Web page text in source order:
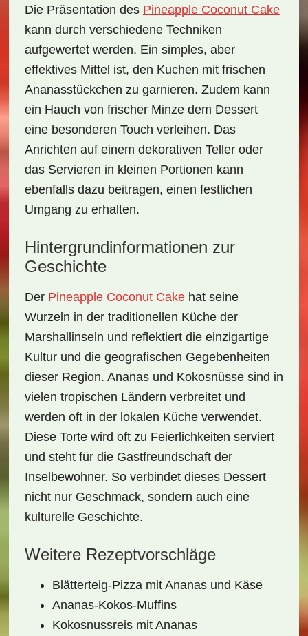
Die Präsentation des Pineapple Coconut Cake
kann durch verschiedene Techniken
aufgewertet werden. Ein simples, aber
effektives Mittel ist, den Kuchen mit frischen
Ananasstückchen zu garnieren. Zudem kann
ein Hauch von frischer Minzedem Dessert
eine besonderen Touch verleihen. Das
Anrichten auf einem dekorativen Teller oder
das Servieren in kleinen Portionen kann
ebenfalls dazu beitragen, einen festlichen
Umgang zu erhalten.
Hintergrundinformationen zur
Geschichte
Der Pineapple Coconut Cakehat seine
Wurzeln in der traditionellen Küche der
Marshallinseln und reflektiert die einzigartige
Kultur und die geografischen Gegebenheiten
dieser Region. Ananas und Kokosnüsse sind in
vielen tropischen Ländern verbreitet und
werden oft in der lokalen Küche verwendet.
Diese Torte wird oft zu Feierlichkeiten serviert
und steht für die Gastfreundschaft der
Inselbewohner. So verbindet dieses Dessert
nicht nur Geschmack, sondern auch eine
kulturelle Geschichte.
Weitere Rezeptvorschläge
Blätterteig-Pizza mit Ananas und Käse
Ananas-Kokos-Muffins
Kokosnussreis mit Ananas